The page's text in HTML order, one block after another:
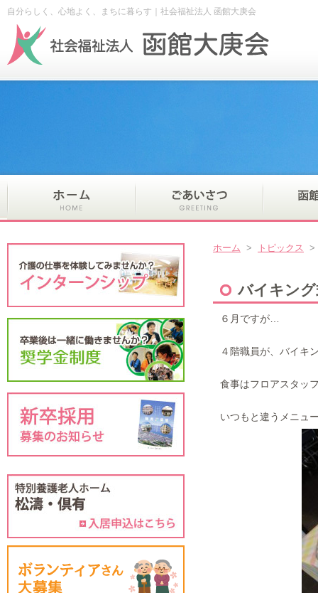
自分らしく、心地よく、まちに暮らす｜社会福祉法人 函館大庚会
ホーム > トピックス
バイキン
６月ですが…
４階職員が、バイキ
食事はフロアスタッ
いつもと違うメニュ